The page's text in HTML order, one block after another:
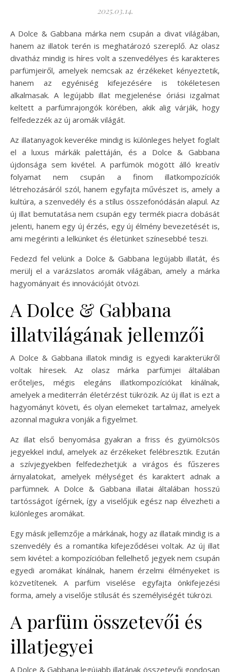
2025.03.14.
A Dolce & Gabbana márka nem csupán a divat világában,
hanem az illatok terén is meghatározó szereplő. Az olasz
divatház mindig is híres volt a szenvedélyes és karakteres
parfümjeiről, amelyek nemcsak az érzékeket kényeztetik,
hanem az egyéniség kifejezésére is tökéletesen
alkalmasak. A legújabb illat megjelenése óriási izgalmat
keltett a parfümrajongók körében, akik alig várják, hogy
felfedezzék az új aromák világát.
Az illatanyagok keveréke mindig is különleges helyet foglalt
el a luxus márkák palettáján, és a Dolce & Gabbana
újdonsága sem kivétel. A parfümök mögött álló kreatív
folyamat nem csupán a finom illatkompozíciók
létrehozásáról szól, hanem egyfajta művészet is, amely a
kultúra, a szenvedély és a stílus összefonódásán alapul. Az
új illat bemutatása nem csupán egy termék piacra dobását
jelenti, hanem egy új érzés, egy új élmény bevezetését is,
ami megérinti a lelkünket és életünket színesebbé teszi.
Fedezd fel velünk a Dolce & Gabbana legújabb illatát, és
merülj el a varázslatos aromák világában, amely a márka
hagyományait és innovációját ötvözi.
A Dolce & Gabbana
illatvilágának jellemzői
A Dolce & Gabbana illatok mindig is egyedi karakterükről
voltak híresek. Az olasz márka parfümjei általában
erőteljes, mégis elegáns illatkompozíciókat kínálnak,
amelyek a mediterrán életérzést tükrözik. Az új illat is ezt a
hagyományt követi, és olyan elemeket tartalmaz, amelyek
azonnal magukra vonják a figyelmet.
Az illat első benyomása gyakran a friss és gyümölcsös
jegyekkel indul, amelyek az érzékeket felébresztik. Ezután
a szívjegyekben felfedezhetjük a virágos és fűszeres
árnyalatokat, amelyek mélységet és karaktert adnak a
parfümnek. A Dolce & Gabbana illatai általában hosszú
tartósságot ígérnek, így a viselőjük egész nap élvezheti a
különleges aromákat.
Egy másik jellemzője a márkának, hogy az illataik mindig is a
szenvedély és a romantika kifejeződései voltak. Az új illat
sem kivétel: a kompozícióban fellelhető jegyek nem csupán
egyedi aromákat kínálnak, hanem érzelmi élményeket is
közvetítenek. A parfüm viselése egyfajta önkifejezési
forma, amely a viselője stílusát és személyiségét tükrözi.
A parfüm összetevői és
illatjegyei
A Dolce & Gabbana legújabb illatának összetevői gondosan